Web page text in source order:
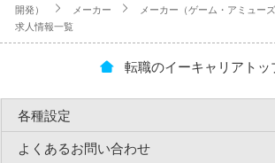
開発）
メーカー
メーカー（ゲーム・アミュー
求人情報一覧
転職のイーキャリアトッ
各種設定
よくあるお問い合わせ